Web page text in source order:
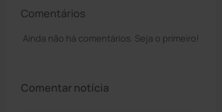
Comentários
Ainda não há comentários. Seja o primeiro!
Comentar notícia